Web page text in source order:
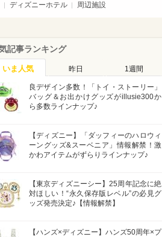
ディズニーホテル 周辺施設
記事ランキング
いま人気 昨日 1週間
良デザイン多数！「トイ・ストーリー」
バッグ＆お出かけグッズがillusie300か
ら多数ラインナップ♪
【ディズニー】「ダッフィーのハロウィ
ーングッズ&スーベニア」情報解禁！激
かわアイテムがずらりラインナップ♪
【東京ディズニーシー】25周年記念に絶
対ほしい！“永久保存版レベル”の必見グ
ッズ発売決定♪【情報解禁】
【ハンズ×ディズニー】ハンズ50周年×プ